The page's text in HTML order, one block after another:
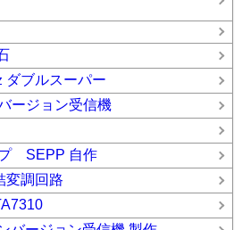
ダブルスーパー
ージョン受信機
SEPP 自作
変調回路